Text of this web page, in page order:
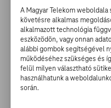
meghatározni, ő viszont
nyilatkozva kijelentette: az
önmagában még nem
vagyunk, és ennél is többre
szerdán a pályán is meg
angol labdarúgó.
minden angol játékos kész
a csapat érdekeinek, mert
A Magyar Telekom
követésre alkalmas
alkalmazott technológia
eszközödön, vagy onnan
alábbi gombok segítségével
működéséhez szükséges és
felül milyen választható
használhatunk a
során.